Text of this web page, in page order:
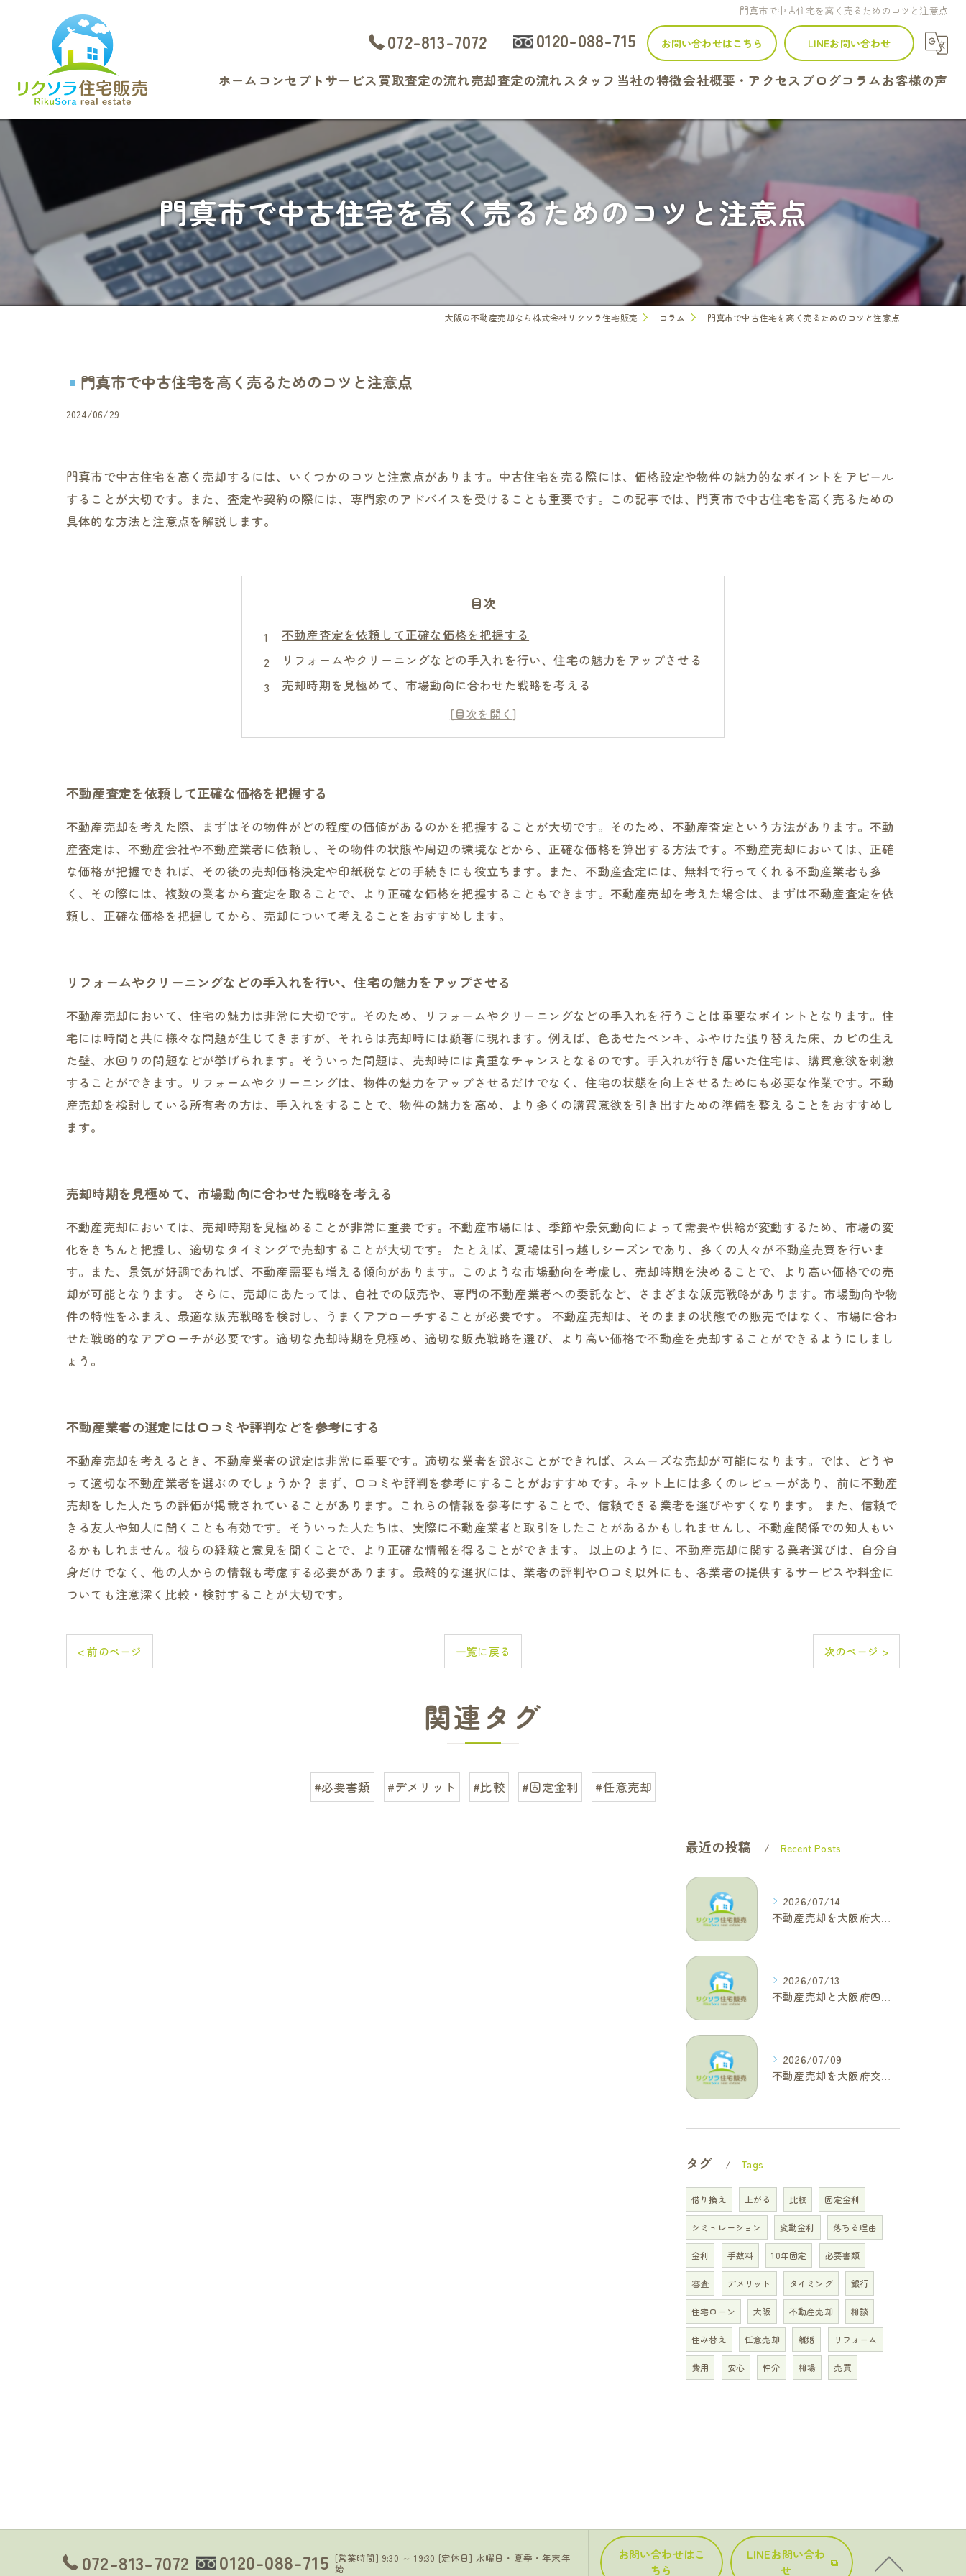
門真市で中古住宅を高く売るためのコツと注意点
072-813-7072 0120-088-715 お問い合わせはこちら LINEお問い合わせ
ホーム コンセプト サービス
よくある質問
買取査定の流れ売却査定の流れスタッフ 当社の特徴
戸建て
マンション
土地
査定
会社概要・アクセス ブログコラム お客様の声
門真市で中古住宅を高く売るためのコツと注意点
大阪の不動産売却なら株式会社リクソラ住宅販売 コラム 門真市で中古住宅を高く売るためのコツと注意点
門真市で中古住宅を高く売るためのコツと注意点
2024/06/29
門真市で中古住宅を高く売却するには、いくつかのコツと注意点があります。中古住宅を売る際には、価格設定や物件の魅力的なポイントをアピール
することが大切です。また、査定や契約の際には、専門家のアドバイスを受けることも重要です。この記事では、門真市で中古住宅を高く売るための
具体的な方法と注意点を解説します。
目次
不動産査定を依頼して正確な価格を把握する
リフォームやクリーニングなどの手入れを行い、住宅の魅力をアップさせる
売却時期を見極めて、市場動向に合わせた戦略を考える
不動産業者の選定には口コミや評判などを参考にする
不動産査定を依頼して正確な価格を把握する
不動産売却を考えた際、まずはその物件がどの程度の価値があるのかを把握することが大切です。そのため、不動産査定という方法があります。不動
産査定は、不動産会社や不動産業者に依頼し、その物件の状態や周辺の環境などから、正確な価格を算出する方法です。不動産売却においては、正確
な価格が把握できれば、その後の売却価格決定や印紙税などの手続きにも役立ちます。また、不動産査定には、無料で行ってくれる不動産業者も多
く、その際には、複数の業者から査定を取ることで、より正確な価格を把握することもできます。不動産売却を考えた場合は、まずは不動産査定を依
頼し、正確な価格を把握してから、売却について考えることをおすすめします。
リフォームやクリーニングなどの手入れを行い、住宅の魅力をアップさせる
不動産売却において、住宅の魅力は非常に大切です。そのため、リフォームやクリーニングなどの手入れを行うことは重要なポイントとなります。住
宅には時間と共に様々な問題が生じてきますが、それらは売却時には顕著に現れます。例えば、色あせたペンキ、ふやけた張り替えた床、カビの生え
た壁、水回りの問題などが挙げられます。そういった問題は、売却時には貴重なチャンスとなるのです。手入れが行き届いた住宅は、購買意欲を刺激
することができます。リフォームやクリーニングは、物件の魅力をアップさせるだけでなく、住宅の状態を向上させるためにも必要な作業です。不動
産売却を検討している所有者の方は、手入れをすることで、物件の魅力を高め、より多くの購買意欲を引き出すための準備を整えることをおすすめし
ます。
売却時期を見極めて、市場動向に合わせた戦略を考える
不動産売却においては、売却時期を見極めることが非常に重要です。不動産市場には、季節や景気動向によって需要や供給が変動するため、市場の変
化をきちんと把握し、適切なタイミングで売却することが大切です。 たとえば、夏場は引っ越しシーズンであり、多くの人々が不動産売買を行いま
す。また、景気が好調であれば、不動産需要も増える傾向があります。このような市場動向を考慮し、売却時期を決めることで、より高い価格での売
却が可能となります。 さらに、売却にあたっては、自社での販売や、専門の不動産業者への委託など、さまざまな販売戦略があります。市場動向や物
件の特性をふまえ、最適な販売戦略を検討し、うまくアプローチすることが必要です。 不動産売却は、そのままの状態での販売ではなく、市場に合わ
せた戦略的なアプローチが必要です。適切な売却時期を見極め、適切な販売戦略を選び、より高い価格で不動産を売却することができるようにしまし
ょう。
不動産業者の選定には口コミや評判などを参考にする
不動産売却を考えるとき、不動産業者の選定は非常に重要です。適切な業者を選ぶことができれば、スムーズな売却が可能になります。では、どうや
って適切な不動産業者を選ぶのでしょうか？ まず、口コミや評判を参考にすることがおすすめです。ネット上には多くのレビューがあり、前に不動産
売却をした人たちの評価が掲載されていることがあります。これらの情報を参考にすることで、信頼できる業者を選びやすくなります。 また、信頼で
きる友人や知人に聞くことも有効です。そういった人たちは、実際に不動産業者と取引をしたことがあるかもしれませんし、不動産関係での知人もい
るかもしれません。彼らの経験と意見を聞くことで、より正確な情報を得ることができます。 以上のように、不動産売却に関する業者選びは、自分自
身だけでなく、他の人からの情報も考慮する必要があります。最終的な選択には、業者の評判や口コミ以外にも、各業者の提供するサービスや料金に
ついても注意深く比較・検討することが大切です。
< 前のページ 一覧に戻る 次のページ >
関連タグ
#必要書類 #デメリット #比較 #固定金利 #任意売却
最近の投稿 Recent Posts
2026/07/14
不動産売却を大阪府大東市で成功へ導くためのAIOに適した基本コラム
2026/07/13
不動産売却と大阪府四條畷市で利益最大化を叶えるコラム特集
2026/07/09
不動産売却を大阪府交野市で成功に導く三大タブー回避と高価格査定の極意
タグ Tags
借り換え 上がる 比較 固定金利
シミュレーション 変動金利 落ちる理由
金利 手数料 10年固定 必要書類
審査 デメリット タイミング 銀行
住宅ローン 大阪 不動産売却 相談
住み替え 任意売却 離婚 リフォーム
費用 安心 仲介 相場 売買
072-813-7072 0120-088-715 [営業時間] 9:30 ～ 19:30 [定休日] 水曜日・夏季・年末年
始
お問い合わせはこ
ちら
LINEお問い合わ
せ